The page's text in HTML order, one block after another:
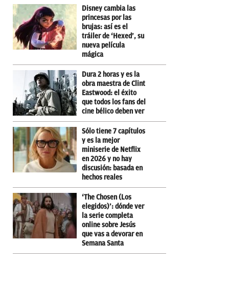
Disney cambia las
princesas por las
brujas: así es el
tráiler de ‘Hexed’, su
nueva película
mágica
Dura 2 horas y es la
obra maestra de Clint
Eastwood: el éxito
que todos los fans del
cine bélico deben ver
Sólo tiene 7 capítulos
y es la mejor
miniserie de Netflix
en 2026 y no hay
discusión: basada en
hechos reales
‘The Chosen (Los
elegidos)’: dónde ver
la serie completa
online sobre Jesús
que vas a devorar en
Semana Santa